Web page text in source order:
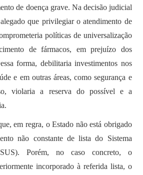
de doença grave. Na decisão judicial
que privilegiar o atendimento de
políticas de universalização
de fármacos, em prejuízo dos
forma, debilitaria investimentos nos
e em outras áreas, como segurança e
violaria a reserva do possível e a
em regra, o Estado não está obrigado
não constante de lista do Sistema
Porém, no caso concreto, o
incorporado à referida lista, o